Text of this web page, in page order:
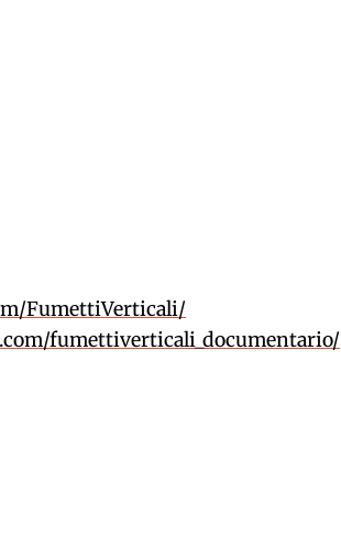
FumettiVerticali/
fumettiverticali_documentario/